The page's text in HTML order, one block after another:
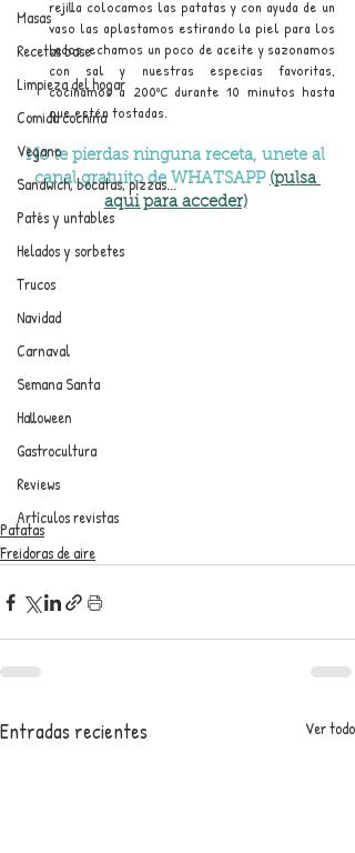
Masas
Recetas base
Limpieza del hogar
Comida cochina
Vegano
Sandwich, bocatas, pizzas...
Patés y untables
Helados y sorbetes
Trucos
Navidad
Carnaval
Semana Santa
Halloween
Gastrocultura
Reviews
Artículos revistas
rejilla colocamos las patatas y con ayuda de un
vaso las aplastamos estirando la piel para los
lados, echamos un poco de aceite y sazonamos
con sal y nuestras especias favoritas,
cocinamos a 200ºC durante 10 minutos hasta
que estén tostadas.
No te pierdas ninguna receta, unete al
canal gratuito de WHATSAPP (pulsa
aqui para acceder)
Patatas
Freidoras de aire
Entradas recientes Ver todo